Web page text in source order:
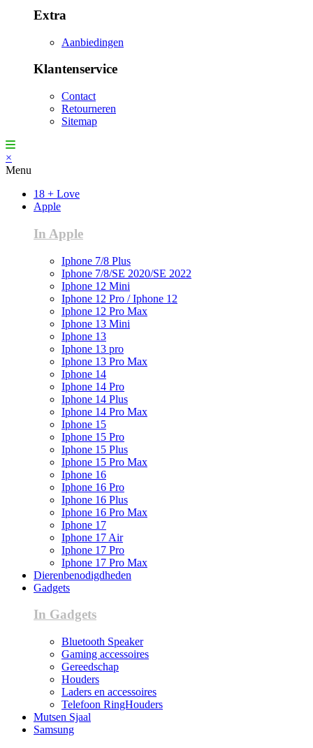
Extra
Aanbiedingen
Klantenservice
Contact
Retourneren
Sitemap
×
Menu
18 + Love
Apple
In Apple
Iphone 7/8 Plus
Iphone 7/8/SE 2020/SE 2022
Iphone 12 Mini
Iphone 12 Pro / Iphone 12
Iphone 12 Pro Max
Iphone 13 Mini
Iphone 13
Iphone 13 pro
Iphone 13 Pro Max
Iphone 14
Iphone 14 Pro
Iphone 14 Plus
Iphone 14 Pro Max
Iphone 15
Iphone 15 Pro
Iphone 15 Plus
Iphone 15 Pro Max
Iphone 16
Iphone 16 Pro
Iphone 16 Plus
Iphone 16 Pro Max
Iphone 17
Iphone 17 Air
Iphone 17 Pro
Iphone 17 Pro Max
Dierenbenodigdheden
Gadgets
In Gadgets
Bluetooth Speaker
Gaming accessoires
Gereedschap
Houders
Laders en accessoires
Telefoon RingHouders
Mutsen Sjaal
Samsung